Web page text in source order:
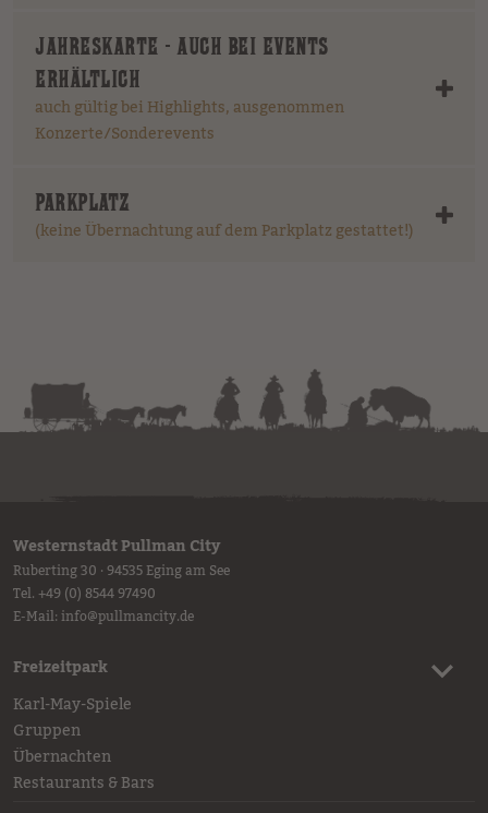
JAHRESKARTE - AUCH BEI EVENTS
ERHÄLTLICH
auch gültig bei Highlights, ausgenommen
Konzerte/Sonderevents
PARKPLATZ
(keine Übernachtung auf dem Parkplatz gestattet!)
Westernstadt Pullman City
Ruberting 30 · 94535 Eging am See
Tel. +49 (0) 8544 97490
E-Mail:info@pullmancity.de
Freizeitpark
Karl-May-Spiele
Gruppen
Übernachten
Restaurants & Bars